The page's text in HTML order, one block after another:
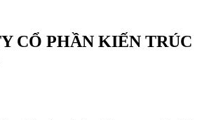
CỔ PHẦN KIẾN TRÚC